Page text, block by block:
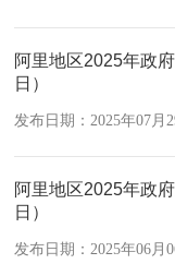
阿里地区2025年政
日）
发布日期：2025年07月
阿里地区2025年政
日）
发布日期：2025年06月